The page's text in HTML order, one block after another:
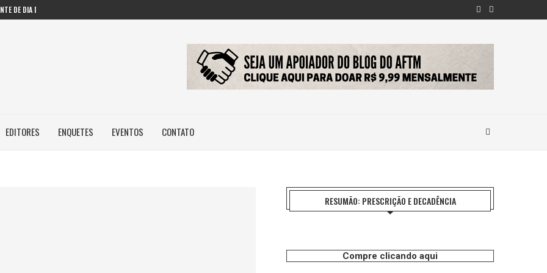
DE DIA DOS...
EDITORES ENQUETES EVENTOS CONTATO
RESUMÃO: PRESCRIÇÃO E DECADÊNCIA
Compre clicando aqui